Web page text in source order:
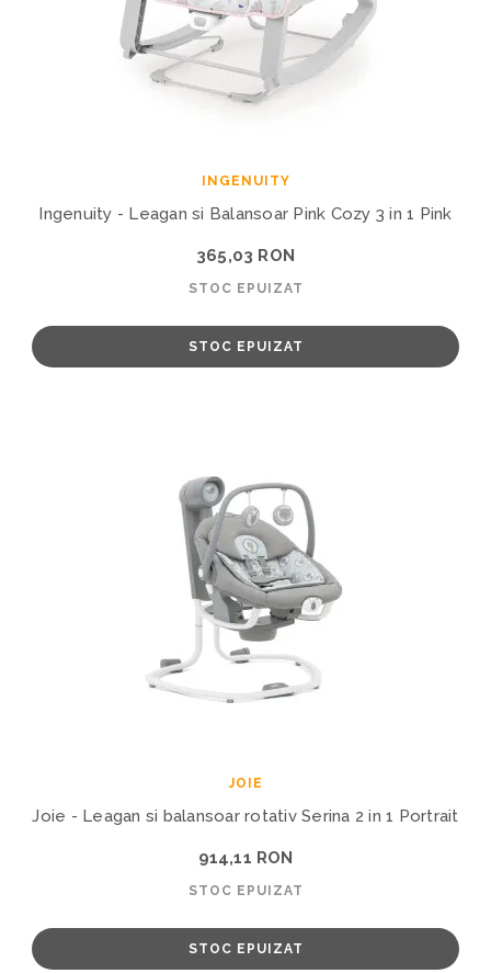
INGENUITY
Ingenuity - Leagan si Balansoar Pink Cozy 3 in 1 Pink
365,03 RON
STOC EPUIZAT
STOC EPUIZAT
JOIE
Joie - Leagan si balansoar rotativ Serina 2 in 1 Portrait
914,11 RON
STOC EPUIZAT
STOC EPUIZAT